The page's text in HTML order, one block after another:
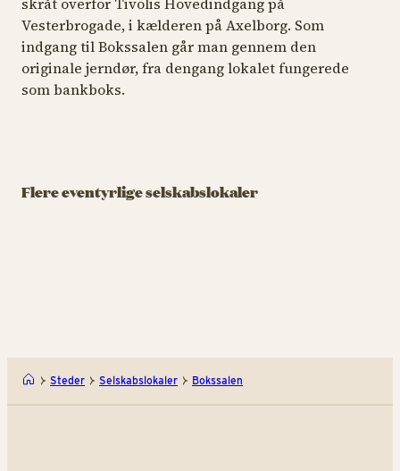
Vesterbrogade, i kælderen på Axelborg. Som
indgang til Bokssalen går man gennem den
originale jerndør, fra dengang lokalet fungerede
som bankboks.
Flere eventyrlige selskabslokaler
Viften Pandekagehus
Steder Selskabslokaler Bokssalen